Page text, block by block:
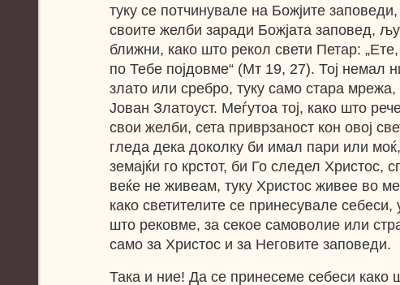
туку се потчинувале на Божјите
своите желби заради Божјата заповед,
ближни, како што рекол свети Петар:
по Тебе појдовме“ (Мт 19, 27). Тој немал
злато или сребро, туку само стара
Јован Златоуст. Меѓутоа тој, како што
свои желби, сета приврзаност кон овој
гледа дека доколку би имал пари или моќ,
земајќи го крстот, би Го следел Христос,
веќе не живеам, туку Христос живее во
како светителите се принесувале себеси,
што рековме, за секое самоволие или
само за Христос и за Неговите заповеди.
Така и ние! Да се принесеме себеси како